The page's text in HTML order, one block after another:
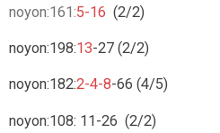
noyon:161:5-16 (2/2)
noyon:198:13-27 (2/2)
noyon:182:2-4-8-66 (4/5)
noyon:108: 11-26 (2/2)